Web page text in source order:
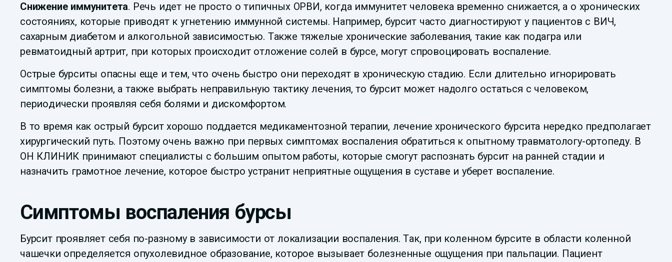
Снижение иммунитета. Речь идет не просто о типичных ОРВИ, когда иммунитет человека временно снижается, а о хронических
состояниях, которые приводят к угнетению иммунной системы. Например, бурсит часто диагностируют у пациентов с ВИЧ,
сахарным диабетом и алкогольной зависимостью. Также тяжелые хронические заболевания, такие как подагра или
ревматоидный артрит, при которых происходит отложение солей в бурсе, могут спровоцировать воспаление.
Острые бурситы опасны еще и тем, что очень быстро они переходят в хроническую стадию. Если длительно игнорировать
симптомы болезни, а также выбрать неправильную тактику лечения, то бурсит может надолго остаться с человеком,
периодически проявляя себя болями и дискомфортом.
В то время как острый бурсит хорошо поддается медикаментозной терапии, лечение хронического бурсита нередко предполагает
хирургический путь. Поэтому очень важно при первых симптомах воспаления обратиться к опытному травматологу-ортопеду. В
ОН КЛИНИК принимают специалисты с большим опытом работы, которые смогут распознать бурсит на ранней стадии и
назначить грамотное лечение, которое быстро устранит неприятные ощущения в суставе и уберет воспаление.
Симптомы воспаления бурсы
Бурсит проявляет себя по-разному в зависимости от локализации воспаления. Так, при коленном бурсите в области коленной
чашечки определяется опухолевидное образование, которое вызывает болезненные ощущения при пальпации. Пациент